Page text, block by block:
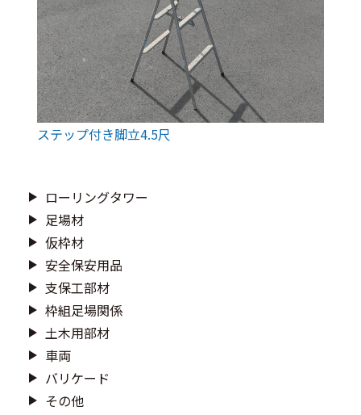
ステップ付き脚立4.5尺
ローリングタワー
足場材
仮枠材
安全保安用品
支保工部材
枠組足場関係
土木用部材
車両
バリケード
その他